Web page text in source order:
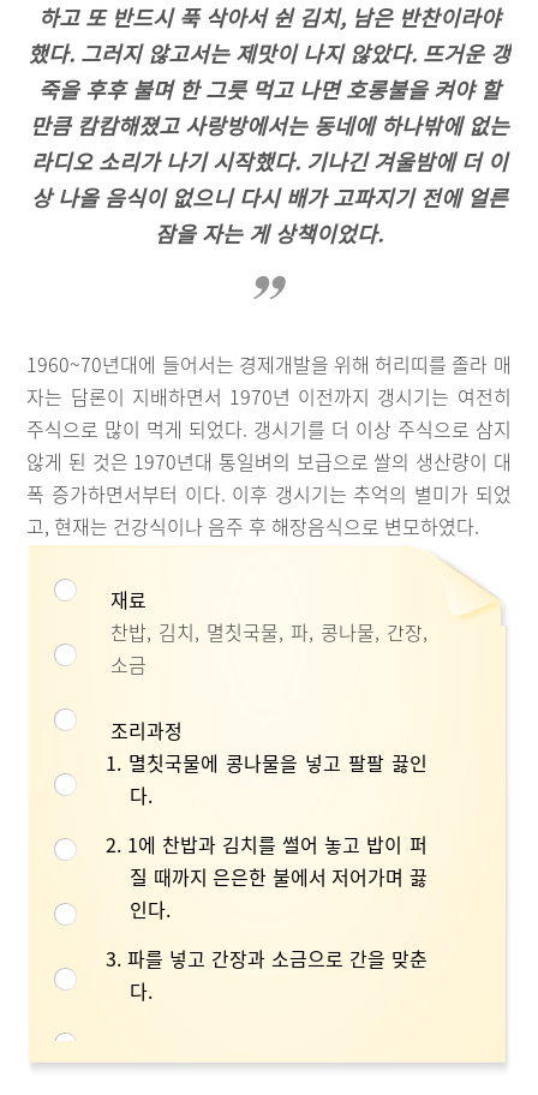
하고 또 반드시 푹 삭아서 쉰 김치, 남은 반찬이라야
했다. 그러지 않고서는 제맛이 나지 않았다. 뜨거운 갱
죽을 후후 불며 한 그릇 먹고 나면 호롱불을 켜야 할
만큼 캄캄해졌고 사랑방에서는 동네에 하나밖에 없는
라디오 소리가 나기 시작했다. 기나긴 겨울밤에 더 이
상 나올 음식이 없으니 다시 배가 고파지기 전에 얼른
잠을 자는 게 상책이었다.
1960~70년대에 들어서는 경제개발을 위해 허리띠를 졸라 매
자는 담론이 지배하면서 1970년 이전까지 갱시기는 여전히
주식으로 많이 먹게 되었다. 갱시기를 더 이상 주식으로 삼지
않게 된 것은 1970년대 통일벼의 보급으로 쌀의 생산량이 대
폭 증가하면서부터 이다. 이후 갱시기는 추억의 별미가 되었
고, 현재는 건강식이나 음주 후 해장음식으로 변모하였다.
재료
찬밥, 김치, 멸칫국물, 파, 콩나물, 간장,
소금
조리과정
1. 멸칫국물에 콩나물을 넣고 팔팔 끓인
다.
2. 1에 찬밥과 김치를 썰어 놓고 밥이 퍼
질 때까지 은은한 불에서 저어가며 끓
인다.
3. 파를 넣고 간장과 소금으로 간을 맞춘
다.